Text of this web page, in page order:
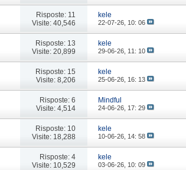
Risposte: 11
Visite: 40,546
kele
22-07-26, 10: 06
Risposte: 13
Visite: 20,899
kele
29-06-26, 11: 10
Risposte: 15
Visite: 8,206
kele
25-06-26, 16: 13
Risposte: 6
Visite: 4,514
Mindful
24-06-26, 17: 29
Risposte: 10
Visite: 18,288
kele
10-06-26, 14: 58
Risposte: 4
Visite: 10,529
kele
03-06-26, 10: 09